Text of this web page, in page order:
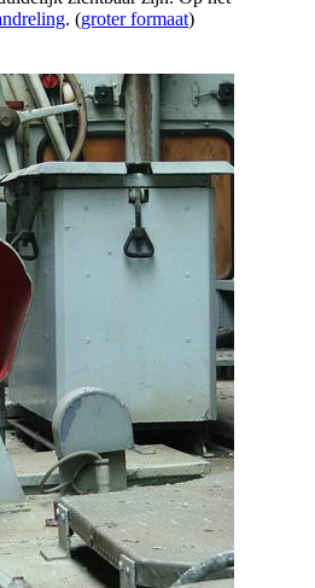
. (groter formaat)